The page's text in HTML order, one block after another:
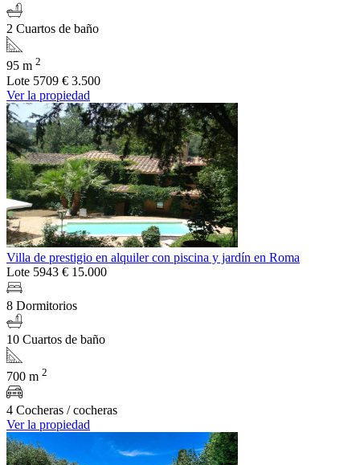
2 Cuartos de baño
95 m 2
Lote 5709 € 3.500
Ver la propiedad
Villa de prestigio en alquiler con piscina y jardín en Roma
Lote 5943 € 15.000
8 Dormitorios
10 Cuartos de baño
700 m 2
4 Cocheras / cocheras
Ver la propiedad